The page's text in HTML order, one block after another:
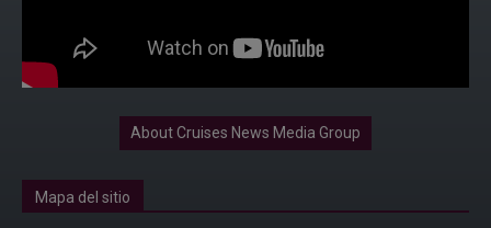
About Cruises News Media Group
Mapa del sitio